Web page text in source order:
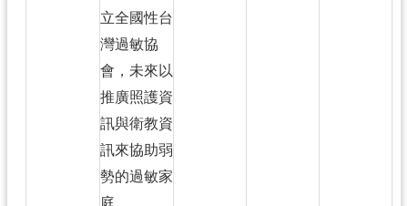
立全國性台
灣過敏協
會，未來以
推廣照護資
訊與衛教資
訊來協助弱
勢的過敏家
庭。